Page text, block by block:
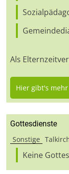
Als
Hier gibt's
Gottesdienste
Sonstige
Keine